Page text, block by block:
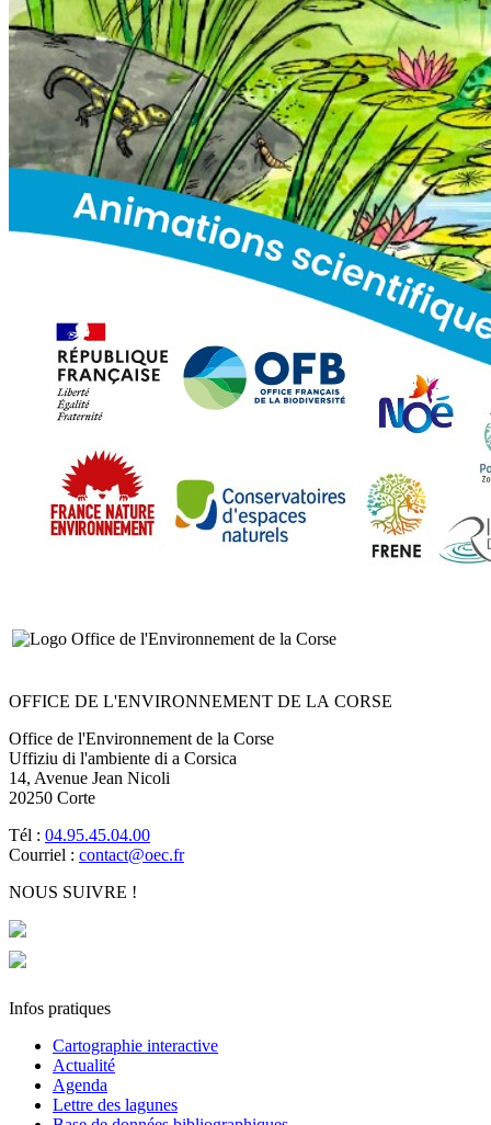
OFFICE DE L'ENVIRONNEMENT DE LA CORSE
Office de l'Environnement de la Corse
Uffiziu di l'ambiente di a Corsica
14, Avenue Jean Nicoli
20250 Corte
Tél : 04.95.45.04.00
Courriel : contact@oec.fr
NOUS SUIVRE !
Infos pratiques
Cartographie interactive
Actualité
Agenda
Lettre des lagunes